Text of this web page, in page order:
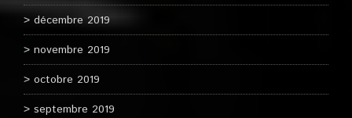
décembre 2019
novembre 2019
octobre 2019
septembre 2019